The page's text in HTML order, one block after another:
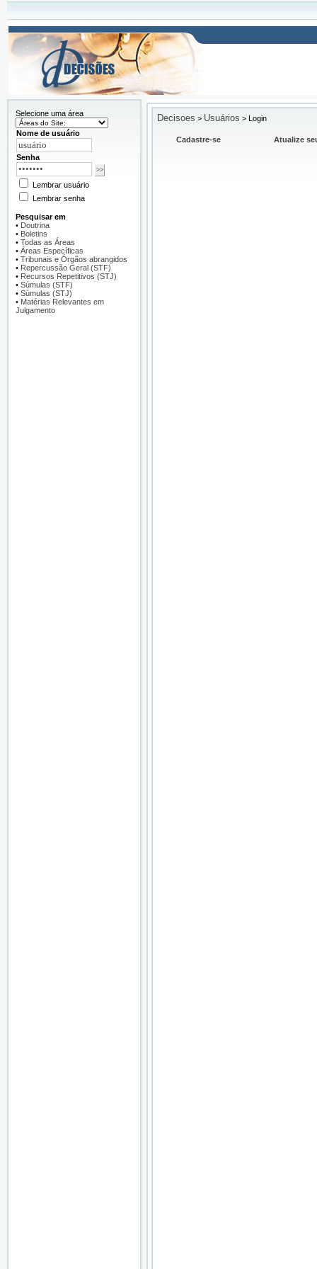
Selecione uma área
Nome de usuário
Senha
Lembrar usuário
Lembrar senha
Pesquisar em
• Doutrina
• Boletins
• Todas as Áreas
• Áreas Específicas
• Tribunais e Órgãos abrangidos
• Repercussão Geral (STF)
• Recursos Repetitivos (STJ)
• Súmulas (STF)
• Súmulas (STJ)
• Matérias Relevantes em
Julgamento
Decisoes > Usuários > Login
Cadastre-se Atualize